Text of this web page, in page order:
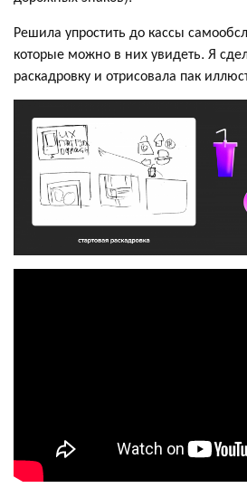
Решила упростить до кассы
которые можно в них увидеть. Я
раскадровку и отрисовала пак